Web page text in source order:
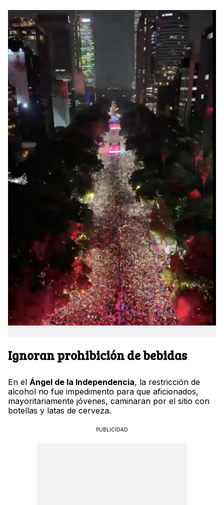
Ignoran prohibición de bebidas
En el Ángel de la Independencia, la restricción de
alcohol no fue impedimento para que aficionados,
mayoritariamente jóvenes, caminaran por el sitio con
botellas y latas de cerveza.
PUBLICIDAD